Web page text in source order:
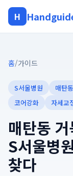
H
홈/가이드
S서울병원 매탄
코어강화
자세교
매탄동
S서울병
찾다